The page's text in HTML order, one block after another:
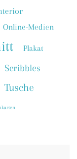
Online-Medien
Plakat
Scribbles
Tusche